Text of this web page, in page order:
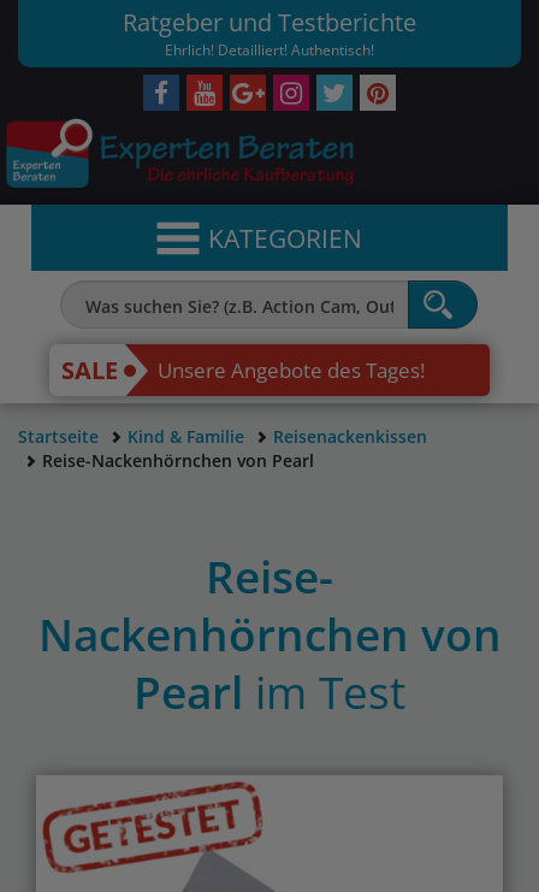
Ratgeber und Testberichte
Ehrlich! Detailliert! Authentisch!
KATEGORIEN
SALE Unsere Angebote des Tages!
Startseite Kind & Familie
Reisenackenkissen
Reise-Nackenhörnchen von Pearl
Reise-
Nackenhörnchen von
Pearl im Test